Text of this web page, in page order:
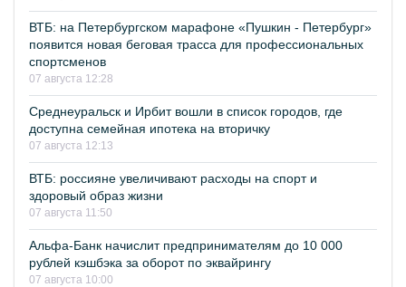
ВТБ: на Петербургском марафоне «Пушкин - Петербург»
появится новая беговая трасса для профессиональных
спортсменов
07 августа 12:28
Среднеуральск и Ирбит вошли в список городов, где
доступна семейная ипотека на вторичку
07 августа 12:13
ВТБ: россияне увеличивают расходы на спорт и
здоровый образ жизни
07 августа 11:50
Альфа-Банк начислит предпринимателям до 10 000
рублей кэшбэка за оборот по эквайрингу
07 августа 10:00